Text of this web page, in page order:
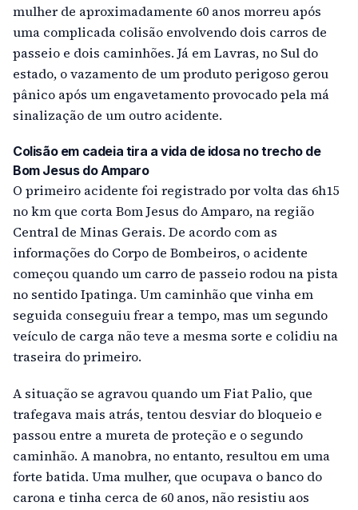
mulher de aproximadamente 60 anos morreu após
uma complicada colisão envolvendo dois carros de
passeio e dois caminhões. Já em Lavras, no Sul do
estado, o vazamento de um produto perigoso gerou
pânico após um engavetamento provocado pela má
sinalização de um outro acidente.
Colisão em cadeia tira a vida de idosa no trecho de
Bom Jesus do Amparo
O primeiro acidente foi registrado por volta das 6h15
no km que corta Bom Jesus do Amparo, na região
Central de Minas Gerais. De acordo com as
informações do Corpo de Bombeiros, o acidente
começou quando um carro de passeio rodou na pista
no sentido Ipatinga. Um caminhão que vinha em
seguida conseguiu frear a tempo, mas um segundo
veículo de carga não teve a mesma sorte e colidiu na
traseira do primeiro.
A situação se agravou quando um Fiat Palio, que
trafegava mais atrás, tentou desviar do bloqueio e
passou entre a mureta de proteção e o segundo
caminhão. A manobra, no entanto, resultou em uma
forte batida. Uma mulher, que ocupava o banco do
carona e tinha cerca de 60 anos, não resistiu aos